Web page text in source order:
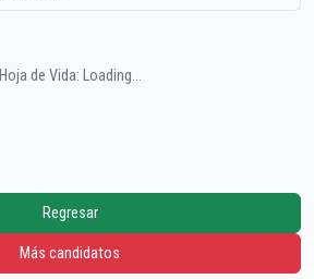
Hoja de Vida: Loading...
Regresar
Más candidatos